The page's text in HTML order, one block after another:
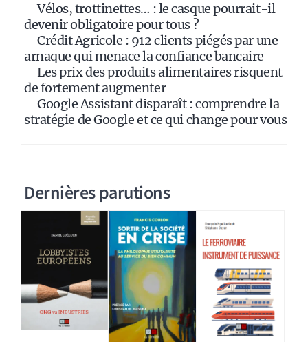
Vélos, trottinettes… : le casque pourrait-il
devenir obligatoire pour tous ?
Crédit Agricole : 912 clients piégés par une
arnaque qui menace la confiance bancaire
Les prix des produits alimentaires risquent
de fortement augmenter
Google Assistant disparaît : comprendre la
stratégie de Google et ce qui change pour vous
Dernières parutions